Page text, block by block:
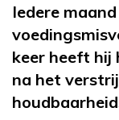
Iedere
keer heeft hij
na het